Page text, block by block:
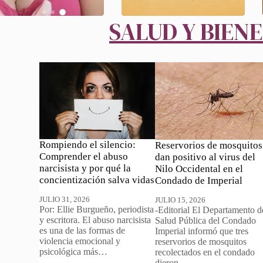
SALUD Y
Rompiendo el silencio:
Comprender el abuso
narcisista y por qué la
concientización salva vidas
JULIO 31, 2026
Por: Ellie Burgueño, periodista
y escritora. El abuso narcisista
es una de las formas de
violencia emocional y
psicológica más…
Reservorios de mosquitos
dan positivo al virus del
Nilo Occidental en el
Condado de Imperial
JULIO 15, 2026
-Editorial El Departamento
Salud Pública del Condado
Imperial informó que tres
reservorios de mosquitos
recolectados en el condado